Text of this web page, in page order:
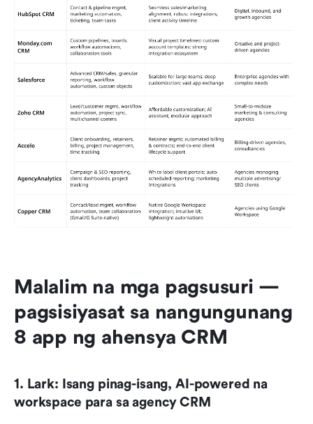
Malalim na mga pagsusuri —
pagsisiyasat sa nangungunang
8 app ng ahensya CRM
1. Lark: Isang pinag-isang, AI-powered na
workspace para sa agency CRM